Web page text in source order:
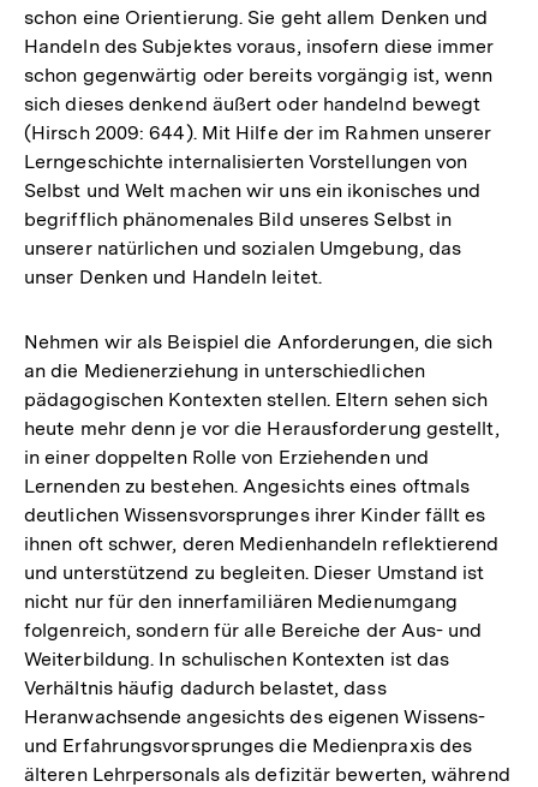
schon eine Orientierung. Sie geht allem Denken und
Handeln des Subjektes voraus, insofern diese immer
schon gegenwärtig oder bereits vorgängig ist, wenn
sich dieses denkend äußert oder handelnd bewegt
(Hirsch 2009: 644). Mit Hilfe der im Rahmen unserer
Lerngeschichte internalisierten Vorstellungen von
Selbst und Welt machen wir uns ein ikonisches und
begrifflich phänomenales Bild unseres Selbst in
unserer natürlichen und sozialen Umgebung, das
unser Denken und Handeln leitet.
Nehmen wir als Beispiel die Anforderungen, die sich
an die Medienerziehung in unterschiedlichen
pädagogischen Kontexten stellen. Eltern sehen sich
heute mehr denn je vor die Herausforderung gestellt,
in einer doppelten Rolle von Erziehenden und
Lernenden zu bestehen. Angesichts eines oftmals
deutlichen Wissensvorsprunges ihrer Kinder fällt es
ihnen oft schwer, deren Medienhandeln reflektierend
und unterstützend zu begleiten. Dieser Umstand ist
nicht nur für den innerfamiliären Medienumgang
folgenreich, sondern für alle Bereiche der Aus- und
Weiterbildung. In schulischen Kontexten ist das
Verhältnis häufig dadurch belastet, dass
Heranwachsende angesichts des eigenen Wissens-
und Erfahrungsvorsprunges die Medienpraxis des
älteren Lehrpersonals als defizitär bewerten, während